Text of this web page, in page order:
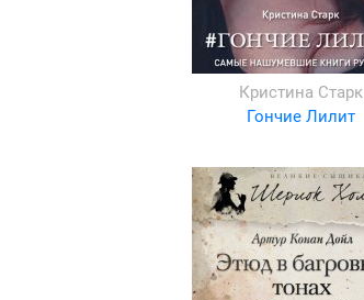
Кристина Старк
Гончие Лилит